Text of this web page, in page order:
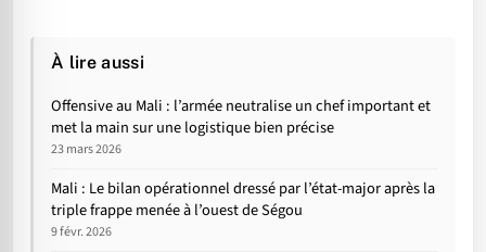
À lire aussi
Offensive au Mali : l’armée neutralise un chef important et
met la main sur une logistique bien précise
23 mars 2026
Mali : Le bilan opérationnel dressé par l’état-major après la
triple frappe menée à l’ouest de Ségou
9 févr. 2026